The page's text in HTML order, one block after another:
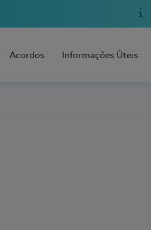
Acordos Informações Úteis